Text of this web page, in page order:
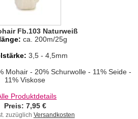
Fb.103 Naturweiß
ca. 200m/25g
3,5 - 4,5mm
Mohair - 20% Schurwolle - 11% Seide -
11% Viskose
Produktdetails
Preis: 7,95 €
zuzüglich Versandkosten